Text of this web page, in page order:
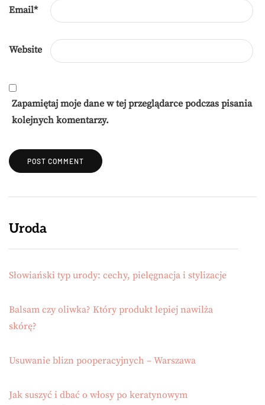
Email*
Website
Zapamiętaj moje dane w tej przeglądarce podczas pisania
kolejnych komentarzy.
Uroda
Słowiański typ urody: cechy, pielęgnacja i stylizacje
Balsam czy oliwka? Który produkt lepiej nawilża
skórę?
Usuwanie blizn pooperacyjnych – Warszawa
Jak suszyć i dbać o włosy po keratynowym